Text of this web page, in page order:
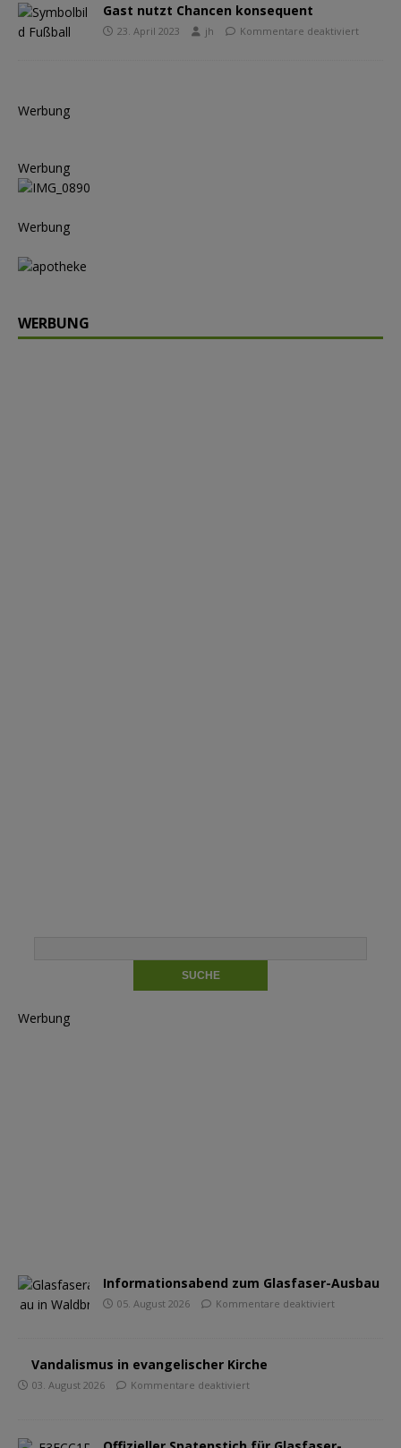
Gast nutzt Chancen konsequent
23. April 2023 jh Kommentare deaktiviert
Werbung
Werbung
Werbung
WERBUNG
Werbung
Informationsabend zum Glasfaser-Ausbau
05. August 2026 Kommentare deaktiviert
Vandalismus in evangelischer Kirche
03. August 2026 Kommentare deaktiviert